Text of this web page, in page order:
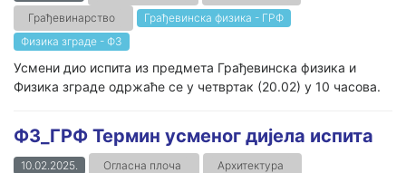
Грађевинарство
Грађевинска физика - ГРФ
Физика зграде - ФЗ
Усмени дио испита из предмета Грађевинска физика и
Физика зграде одржаће се у четвртак (20.02) у 10 часова.
ФЗ_ГРФ Термин усменог дијела испита
10.02.2025. Огласна плоча
Архитектура